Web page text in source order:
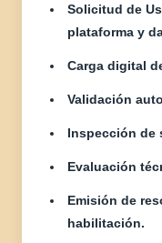
Solicitud de
plataforma y
Carga digital
Validación
Inspección de
Evaluación
Emisión de
habilitación.